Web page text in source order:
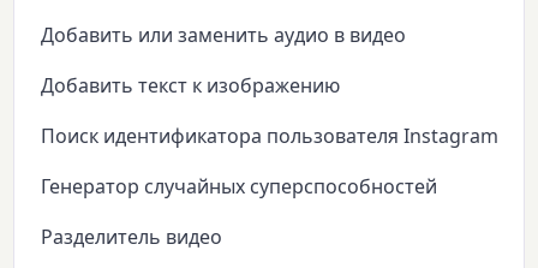
Добавить или заменить аудио в видео
Добавить текст к изображению
Поиск идентификатора пользователя Instagram
Генератор случайных суперспособностей
Разделитель видео